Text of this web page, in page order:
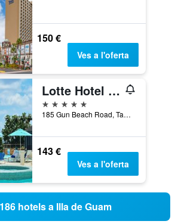
150 €
Ves a l'oferta
Lotte Hotel Guam
5 estrelles
185 Gun Beach Road, Tamuning, Illa de Guam
143 €
Ves a l'oferta
hotels a Illa de Guam